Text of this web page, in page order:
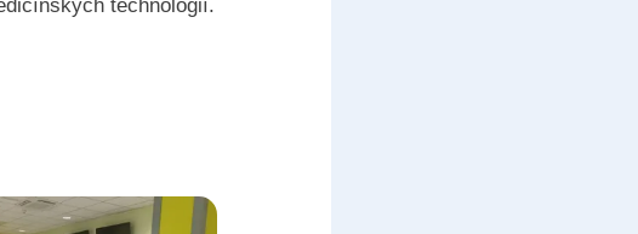
technologií.